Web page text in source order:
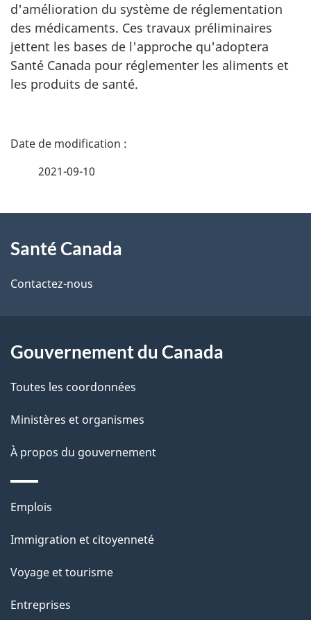
d'amélioration du système de réglementation
des médicaments. Ces travaux préliminaires
jettent les bases de l'approche qu'adoptera
Santé Canada pour réglementer les aliments et
les produits de santé.
D
i
l
d
e
p
a
2021-09-10
propos
de
site
Santé Canada
Contactez-nous
Gouvernement du Canada
Toutes les coordonnées
Ministères et organismes
À propos du gouvernement
Thèmes
sujets
Emplois
Immigration et citoyenneté
Voyage et tourisme
Entreprises